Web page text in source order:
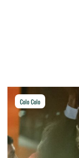
Colo Colo